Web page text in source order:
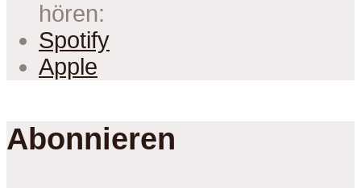
hören:
Spotify
Apple
Abonnieren